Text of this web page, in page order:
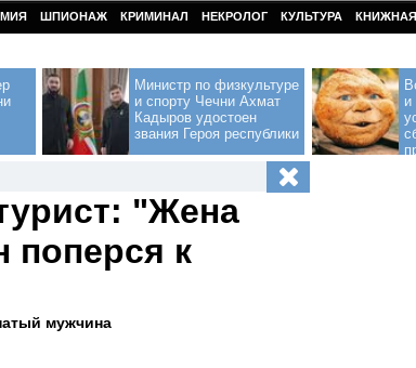
ШПИОНАЖ КРИМИНАЛ НЕКРОЛОГ КУЛЬТУРА
Министр по физкультуре
и спорту Чечни Ахмат
Кадыров удостоен
звания Героя республики
и
"Жена
поперся к
мужчина